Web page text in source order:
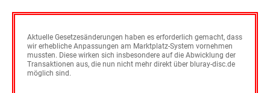
Aktuelle Gesetzesänderungen haben es erforderlich gemacht, dass
wir erhebliche Anpassungen am Marktplatz-System vornehmen
mussten. Diese wirken sich insbesondere auf die Abwicklung der
Transaktionen aus, die nun nicht mehr direkt über bluray-disc.de
möglich sind.